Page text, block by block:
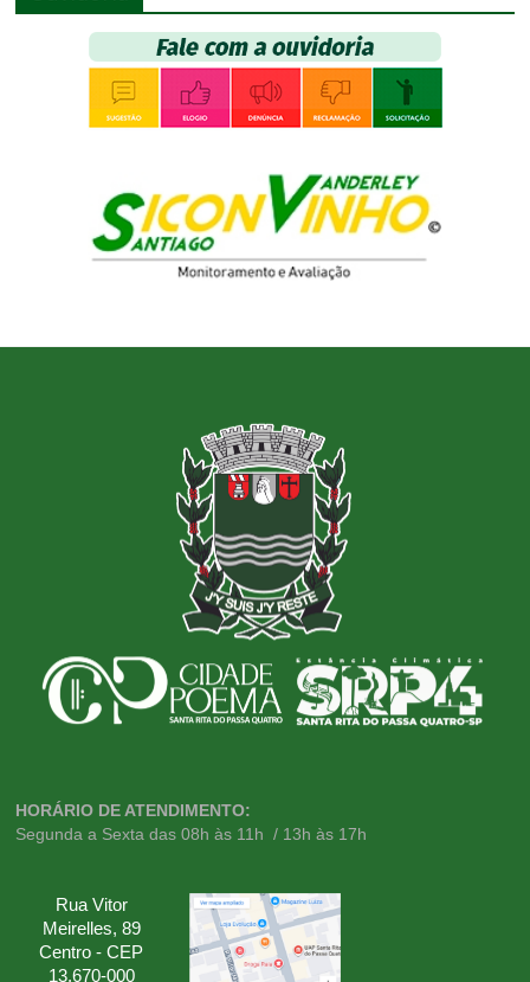
HORÁRIO DE ATENDIMENTO:
Segunda a Sexta das 08h às 11h / 13h às 17h
Rua Vitor
Meirelles, 89
Centro - CEP
13.670-000